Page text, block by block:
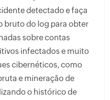
detectado e faça
bruto do log para obter
sobre contas
infectados e muito
cibernéticos, como
e mineração de
o histórico de